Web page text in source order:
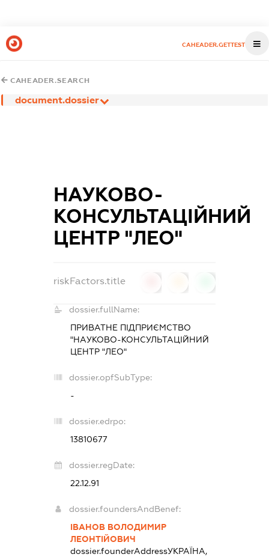
CAHEADER.GETTEST
CAHEADER.SEARCH
document.dossier
НАУКОВО-
КОНСУЛЬТАЦІЙНИЙ
ЦЕНТР "ЛЕО"
riskFactors.title
dossier.fullName:
ПРИВАТНЕ ПІДПРИЄМСТВО
"НАУКОВО-КОНСУЛЬТАЦІЙНИЙ
ЦЕНТР "ЛЕО"
dossier.opfSubType:
-
dossier.edrpo:
13810677
dossier.regDate:
22.12.91
dossier.foundersAndBenef:
ІВАНОВ ВОЛОДИМИР
ЛЕОНТІЙОВИЧ
dossier.founderAddressУКРАЇНА,